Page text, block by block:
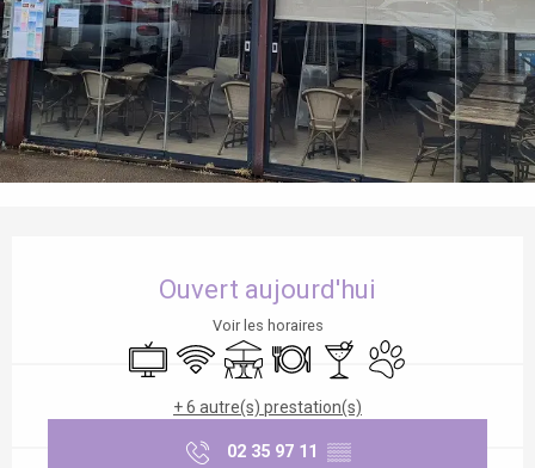
Ouvert aujourd'hui
Voir les horaires
Télévision
WiFi TerrasseRestaurantBar / BuvetteAnimaux acceptés
+ 6 autre(s) prestation(s)
02 35 97 11 ▒▒